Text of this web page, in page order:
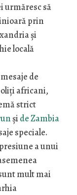
urmăresc să
prin
și
locală
de
africani,
strict
și de Zambia
speciale.
a unui
mult mai